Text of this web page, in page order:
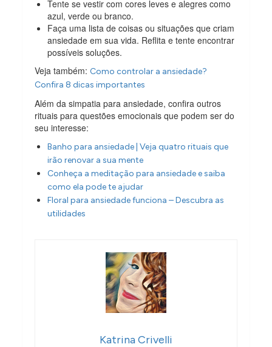
Tente se vestir com cores leves e alegres como
azul, verde ou branco.
Faça uma lista de coisas ou situações que criam
ansiedade em sua vida. Reflita e tente encontrar
possíveis soluções.
Veja também: Como controlar a ansiedade?
Confira 8 dicas importantes
Além da simpatia para ansiedade, confira outros
rituais para questões emocionais que podem ser do
seu interesse:
Banho para ansiedade | Veja quatro rituais que
irão renovar a sua mente
Conheça a meditação para ansiedade e saiba
como ela pode te ajudar
Floral para ansiedade funciona – Descubra as
utilidades
Katrina Crivelli